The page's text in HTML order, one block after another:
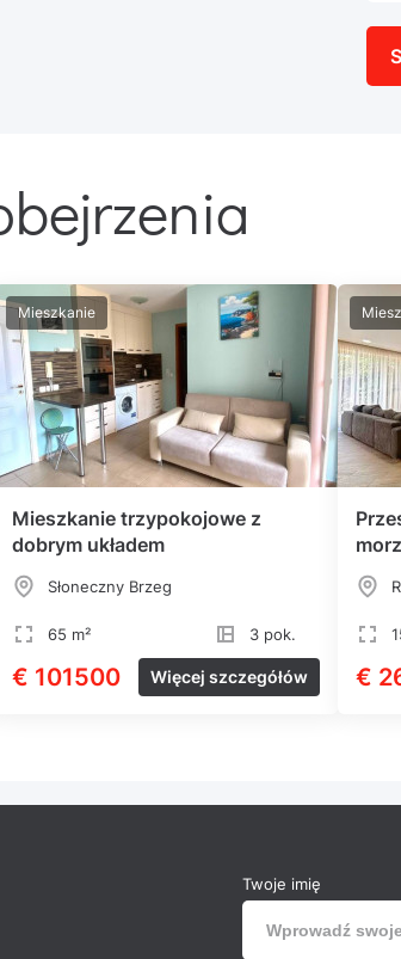
Mieszkanie
Mieszkanie trzypokojowe z
dobrym układem
Słoneczny Brzeg
65 m² 3 pok.
€ 101500 Więcej szczegółów €
Twoje imię